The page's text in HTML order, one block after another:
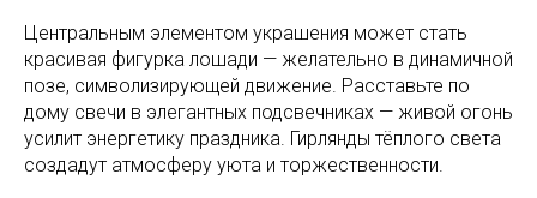
Центральным элементом украшения может стать
красивая фигурка лошади — желательно в динамичной
позе, символизирующей движение. Расставьте по
дому свечи в элегантных подсвечниках — живой огонь
усилит энергетику праздника. Гирлянды тёплого света
создадут атмосферу уюта и торжественности.